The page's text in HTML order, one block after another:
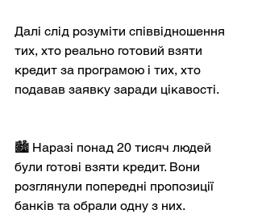
Далі слід розуміти співвідношення
тих, хто реально готовий взяти
кредит за програмою і тих, хто
подавав заявку заради цікавості.
🏙️ Наразі понад 20 тисяч людей
були готові взяти кредит. Вони
розглянули попередні пропозиції
банків та обрали одну з них.